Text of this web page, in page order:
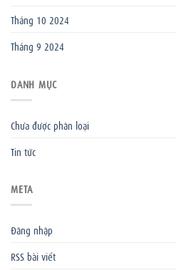
Tháng 10 2024
Tháng 9 2024
DANH MỤC
Chưa được phân loại
Tin tức
META
Đăng nhập
RSS bài viết